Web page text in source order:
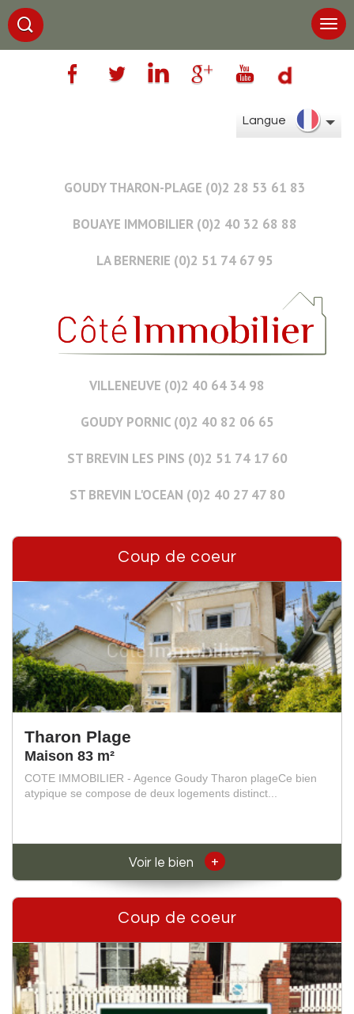
Langue
GOUDY THARON-PLAGE (0)2 28 53 61 83
BOUAYE IMMOBILIER (0)2 40 32 68 88
LA BERNERIE (0)2 51 74 67 95
VILLENEUVE (0)2 40 64 34 98
GOUDY PORNIC (0)2 40 82 06 65
ST BREVIN LES PINS (0)2 51 74 17 60
ST BREVIN L'OCEAN (0)2 40 27 47 80
Coup de coeur
Tharon Plage
Maison 83 m²
COTE IMMOBILIER - Agence Goudy Tharon plageCe bien
atypique se compose de deux logements distinct...
Voir le bien +
Coup de coeur